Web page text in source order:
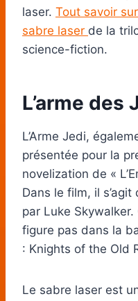
laser. Tout savoir
sabre laser de la
science-fiction.
L’arme des
L’Arme Jedi,
présentée pour la
novelization de «
Dans le film, il
par Luke
figure pas dans la
: Knights of the Old
Le sabre laser est